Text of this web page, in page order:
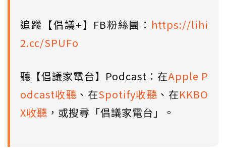
追蹤【倡議+】FB粉絲團： https://lihi
2.cc/SPUFo
聽【倡議家電台】Podcast：在Apple P
odcast收聽 、在Spotify收聽 、在KKBO
X收聽 ，或搜尋「倡議家電台」。